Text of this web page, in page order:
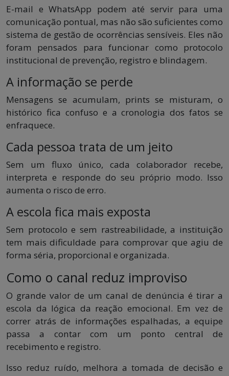
E-mail e WhatsApp podem até servir para uma
comunicação pontual, mas não são suficientes como
sistema de gestão de ocorrências sensíveis. Eles não
foram pensados para funcionar como protocolo
institucional de prevenção, registro e blindagem.
A informação se perde
Mensagens se acumulam, prints se misturam, o
histórico fica confuso e a cronologia dos fatos se
enfraquece.
Cada pessoa trata de um jeito
Sem um fluxo único, cada colaborador recebe,
interpreta e responde do seu próprio modo. Isso
aumenta o risco de erro.
A escola fica mais exposta
Sem protocolo e sem rastreabilidade, a instituição
tem mais dificuldade para comprovar que agiu de
forma séria, proporcional e organizada.
Como o canal reduz improviso
O grande valor de um canal de denúncia é tirar a
escola da lógica da reação emocional. Em vez de
correr atrás de informações espalhadas, a equipe
passa a contar com um ponto central de
recebimento e registro.
Isso reduz ruído, melhora a tomada de decisão e